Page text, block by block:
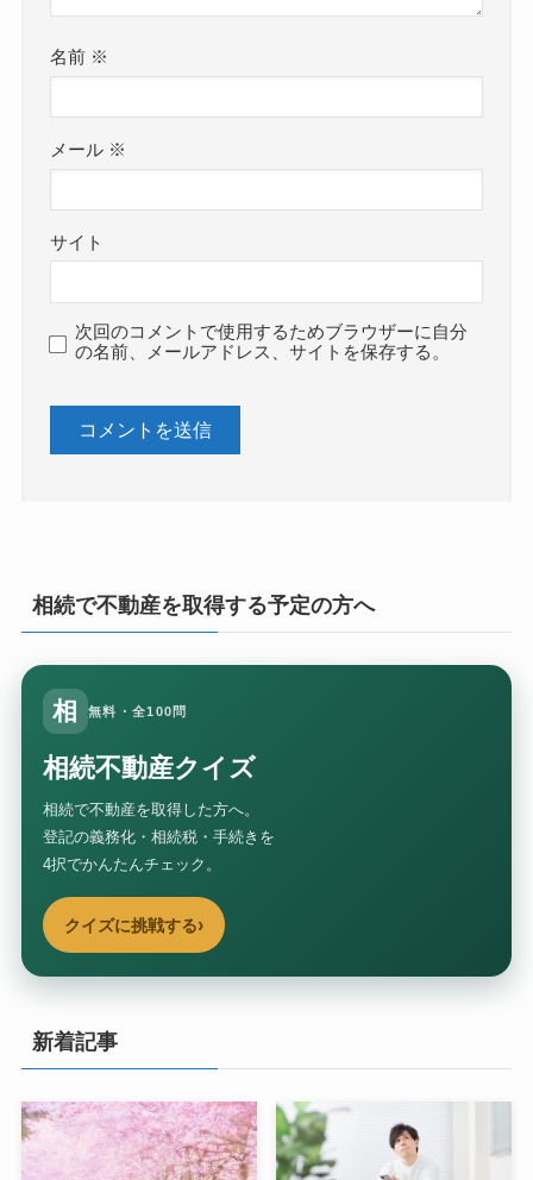
名前 ※
メール ※
サイト
次回のコメントで使用するためブラウザーに自分
の名前、メールアドレス、サイトを保存する。
相続で不動産を取得する予定の方へ
相 無料・全100問
相続不動産クイズ
相続で不動産を取得した方へ。
登記の義務化・相続税・手続きを
4択でかんたんチェック。
クイズに挑戦する›
新着記事